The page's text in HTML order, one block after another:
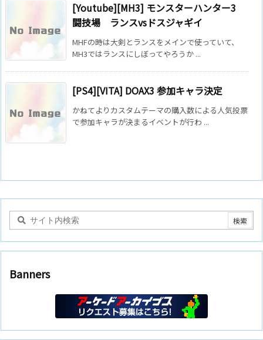
[Youtube][MH3] モンスターハンター3
闘技場 ランスvsドスジャギイ
MHFの時は大剣とランスをメインで使っていて、
MH3ではランスにしぼってやろうか ...
[PS4][VITA] DOAX3 参加キャラ決定
かねてよりカスタムテーマの購入数による人気投票
で参加キャラが決まるイベントが行わ ...
Banners